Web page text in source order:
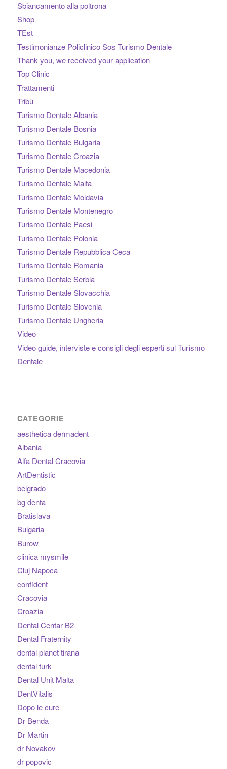
Sbiancamento alla poltrona
Shop
TEst
Testimonianze Policlinico Sos Turismo Dentale
Thank you, we received your application
Top Clinic
Trattamenti
Tribù
Turismo Dentale Albania
Turismo Dentale Bosnia
Turismo Dentale Bulgaria
Turismo Dentale Croazia
Turismo Dentale Macedonia
Turismo Dentale Malta
Turismo Dentale Moldavia
Turismo Dentale Montenegro
Turismo Dentale Paesi
Turismo Dentale Polonia
Turismo Dentale Repubblica Ceca
Turismo Dentale Romania
Turismo Dentale Serbia
Turismo Dentale Slovacchia
Turismo Dentale Slovenia
Turismo Dentale Ungheria
Video
Video guide, interviste e consigli degli esperti sul Turismo
Dentale
CATEGORIE
aesthetica dermadent
Albania
Alfa Dental Cracovia
ArtDentistic
belgrado
bg denta
Bratislava
Bulgaria
Burow
clinica mysmile
Cluj Napoca
confident
Cracovia
Croazia
Dental Centar B2
Dental Fraternity
dental planet tirana
dental turk
Dental Unit Malta
DentVitalis
Dopo le cure
Dr Benda
Dr Martin
dr Novakov
dr popovic